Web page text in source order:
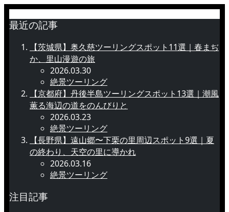
最近の記事
【茨城県】奥久慈ツーリングスポット11選｜春まぢ
か、里山漫遊の旅
2026.03.30
絶景ツーリング
【京都府】丹後半島ツーリングスポット13選｜潮風
薫る海辺の道をのんびりと
2026.03.23
絶景ツーリング
【長野県】遠山郷〜下栗の里周辺スポット9選｜夏
の終わり、天空の里に導かれ
2026.03.16
絶景ツーリング
注目記事